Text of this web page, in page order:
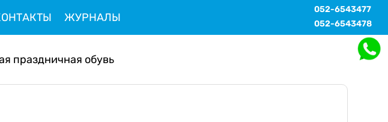
ЖУРНАЛЫ
052-6543477
052-6543478
праздничная обувь